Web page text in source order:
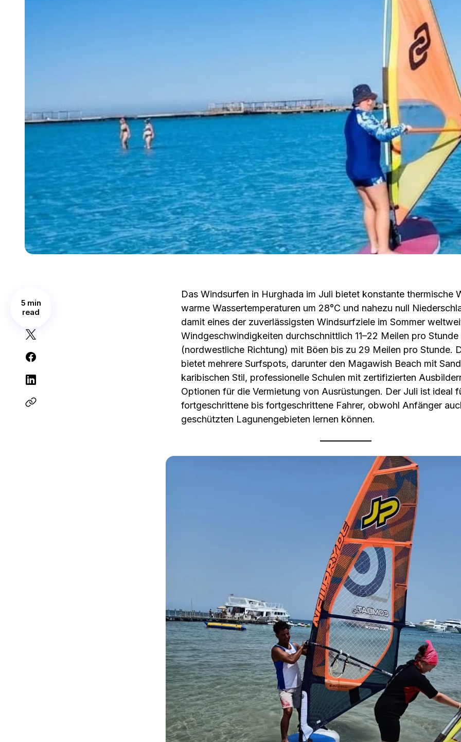
5 min
read
Das Windsurfen in Hurghada im Juli bietet konstante thermische
warme Wassertemperaturen um 28°C und nahezu null
damit eines der zuverlässigsten Windsurfziele im Sommer
Windgeschwindigkeiten durchschnittlich 11–22 Meilen pro Stunde
(nordwestliche Richtung) mit Böen bis zu 29 Meilen pro Stunde.
bietet mehrere Surfspots, darunter den Magawish Beach mit
karibischen Stil, professionelle Schulen mit zertifizierten
Optionen für die Vermietung von Ausrüstungen. Der Juli ist ideal
fortgeschrittene bis fortgeschrittene Fahrer, obwohl Anfänger
geschützten Lagunengebieten lernen können.